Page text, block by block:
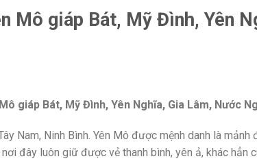
Mô giáp Bát, Mỹ Đình, Yên
giáp Bát, Mỹ Đình, Yên Nghĩa, Gia Lâm, Nước
Nam, Ninh Bình. Yên Mô được mệnh danh là
đây luôn giữ được vẻ thanh bình, yên ả, khác hẳn